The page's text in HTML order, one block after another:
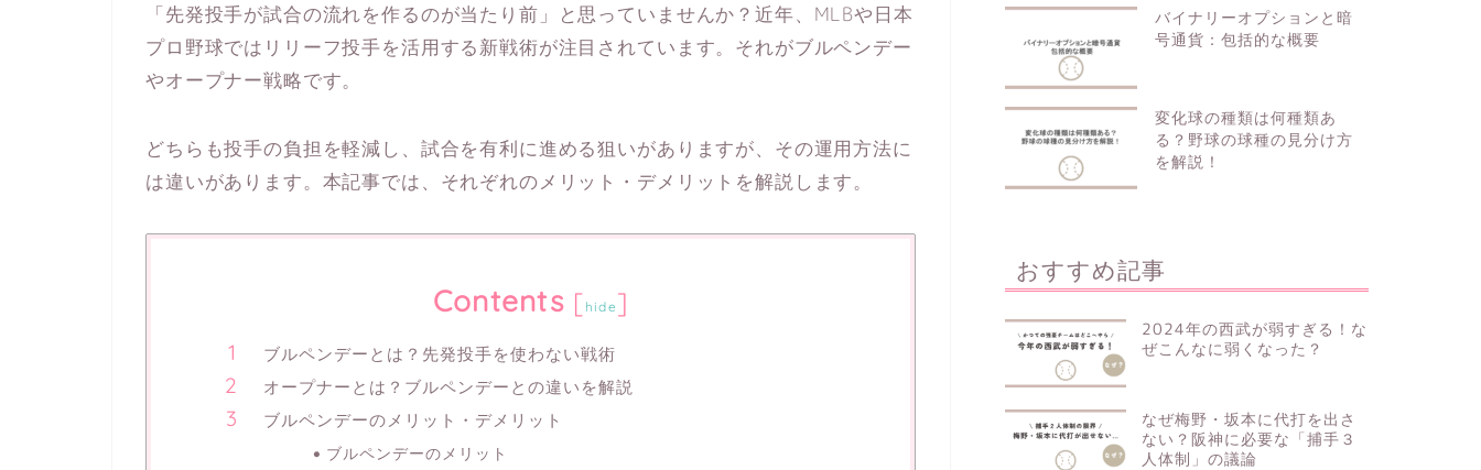
「先発投手が試合の流れを作るのが当たり前」と思っていませんか？近年、MLBや日本
プロ野球ではリリーフ投手を活用する新戦術が注目されています。それがブルペンデー
やオープナー戦略です。
どちらも投手の負担を軽減し、試合を有利に進める狙いがありますが、その運用方法に
は違いがあります。本記事では、それぞれのメリット・デメリットを解説します。
Contents [ hide ]
ブルペンデーとは？先発投手を使わない戦術
オープナーとは？ブルペンデーとの違いを解説
ブルペンデーのメリット・デメリット
ブルペンデーのメリット
バイナリーオプションと暗
号通貨：包括的な概要
変化球の種類は何種類あ
る？野球の球種の見分け方
を解説！
おすすめ記事
2024年の西武が弱すぎる！な
ぜこんなに弱くなった？
なぜ梅野・坂本に代打を出さ
ない？阪神に必要な「捕手３
人体制」の議論